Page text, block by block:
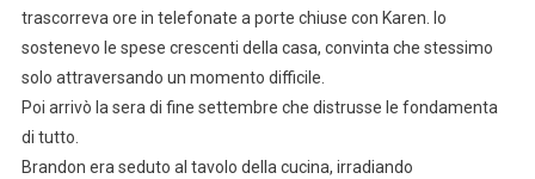
trascorreva ore in telefonate a porte chiuse con Karen. Io
sostenevo le spese crescenti della casa, convinta che stessimo
solo attraversando un momento difficile.
Poi arrivò la sera di fine settembre che distrusse le fondamenta
di tutto.
Brandon era seduto al tavolo della cucina, irradiando